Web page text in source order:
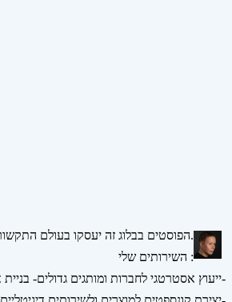
הפוסטים בבלוג זה יעסקו בעולם התקשורת השיווקית שיווק, מיתוג, אסטרטגיה, דיגיטל ומדיה חברתית.
השירותים שלי :
ייעוץ אסטרטגי לחברות ומותגים גדולים- בניית אסטרטגיה דיגיטלית-